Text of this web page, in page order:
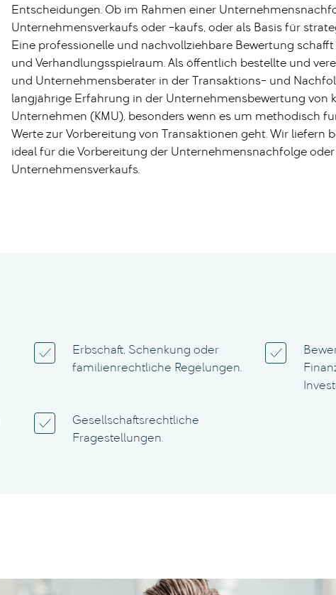
Entscheidungen. Ob im Rahmen einer
Unternehmensverkaufs oder -kaufs, oder als Basis für
Eine professionelle und nachvollziehbare Bewertung
und Verhandlungsspielraum. Als öffentlich bestellte und
und Unternehmensberater in der Transaktions- und
langjährige Erfahrung in der Unternehmensbewertung von
Unternehmen (KMU), besonders wenn es um methodisch
Werte zur Vorbereitung von Transaktionen geht. Wir liefern
ideal für die Vorbereitung der Unternehmensnachfolge oder
Unternehmensverkaufs.
Erbschaft, Schenkung oder
familienrechtliche Regelungen.
Gesellschaftsrechtliche
Fragestellungen.